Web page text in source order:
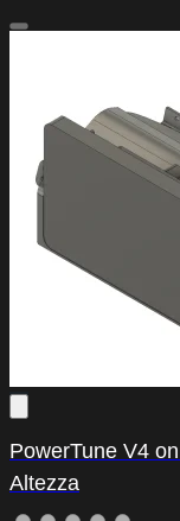
PowerTune V4
Altezza